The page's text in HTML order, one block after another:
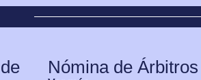
Nómina de Árbitros